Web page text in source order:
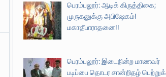
பெரம்பலூர்: ஆடிக் கிருத்திகை;
முருகனுக்கு அபிஷேகம்!
மகாதீபாராதனை!!
பெரம்பலூர்: இடைநின்ற மாணவர்
படிப்பை தொடர சான்றிதழ் பெற்றுக்